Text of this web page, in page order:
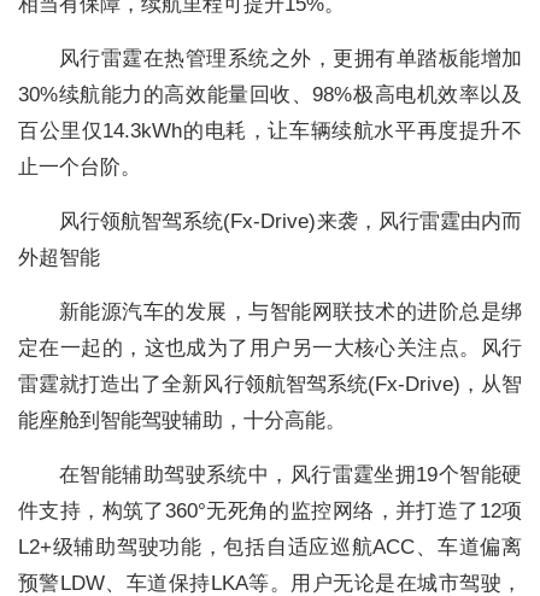
风行雷霆在热管理系统之外，更拥有单踏板能增加
30%续航能力的高效能量回收、98%极高电机效率以及
百公里仅14.3kWh的电耗，让车辆续航水平再度提升不
止一个台阶。
风行领航智驾系统(Fx-Drive)来袭，风行雷霆由内而
外超智能
新能源汽车的发展，与智能网联技术的进阶总是绑
定在一起的，这也成为了用户另一大核心关注点。风行
雷霆就打造出了全新风行领航智驾系统(Fx-Drive)，从智
能座舱到智能驾驶辅助，十分高能。
在智能辅助驾驶系统中，风行雷霆坐拥19个智能硬
件支持，构筑了360°无死角的监控网络，并打造了12项
L2+级辅助驾驶功能，包括自适应巡航ACC、车道偏离
预警LDW、车道保持LKA等。用户无论是在城市驾驶，